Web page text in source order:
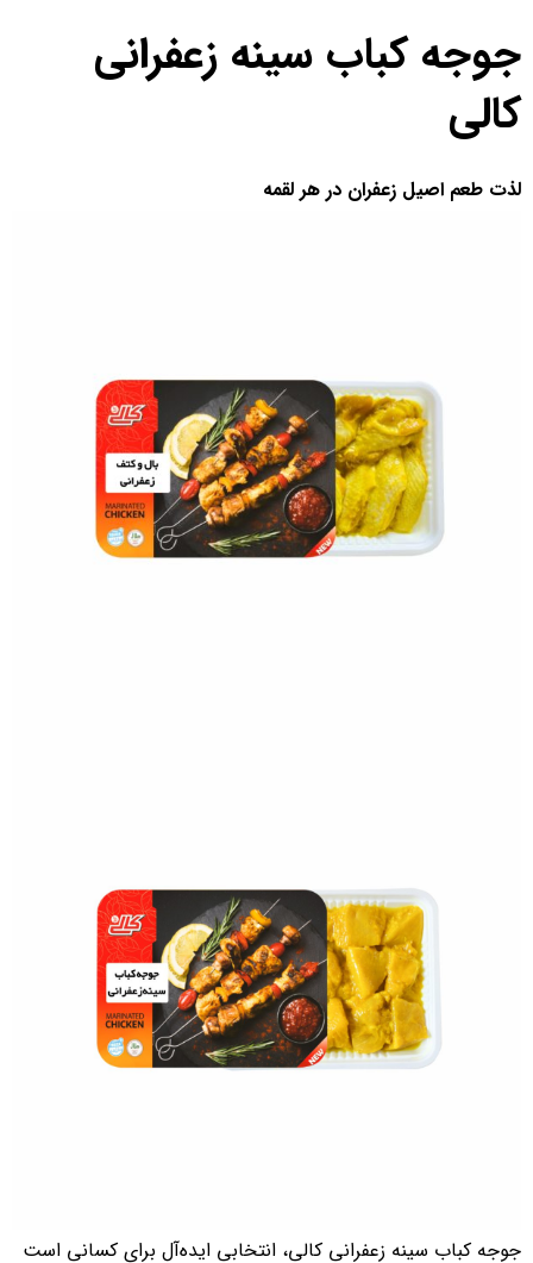
جوجه کباب سینه زعفرانی
کالی
لذت طعم اصیل زعفران در هر لقمه
جوجه کباب سینه زعفرانی کالی، انتخابی ایده‌آل برای کسانی است